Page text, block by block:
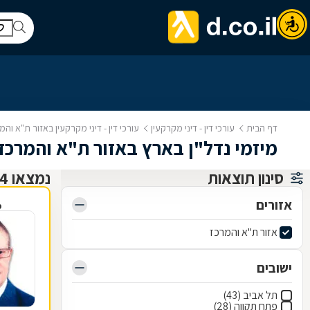
דף הבית עורכי דין - דיני מקרקעין עורכי דין - דיני מקרקעין באזור ת"א
מיזמי נדל"ן בארץ באזור ת"א
סינון תוצאות
אזורים
אזור ת"א והמרכז
ישובים
תל אביב (43)
פתח תקווה (28)
נמצאו 144 עורכי דין - דיני מקרקעין